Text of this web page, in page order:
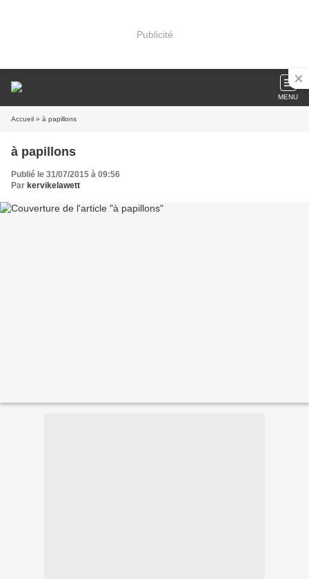
Publicité
MENU
Accueil » à papillons
à papillons
Publié le 31/07/2015 à 09:56
Par kervikelawett